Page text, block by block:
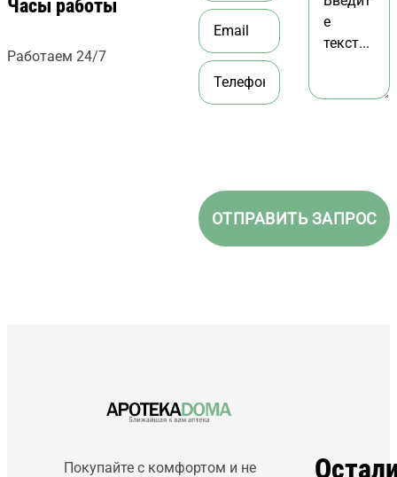
Часы работы
Работаем 24/7
Покупайте с комфортом и не